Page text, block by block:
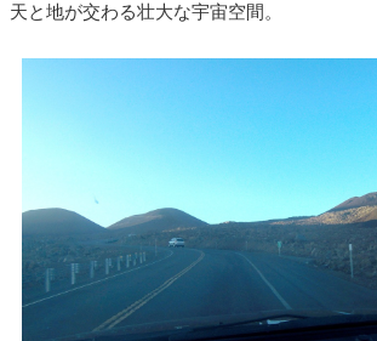
天と地が交わる壮大な宇宙空間。